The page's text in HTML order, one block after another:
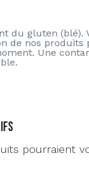
du gluten (blé).
de nos produits
Une
pourraient